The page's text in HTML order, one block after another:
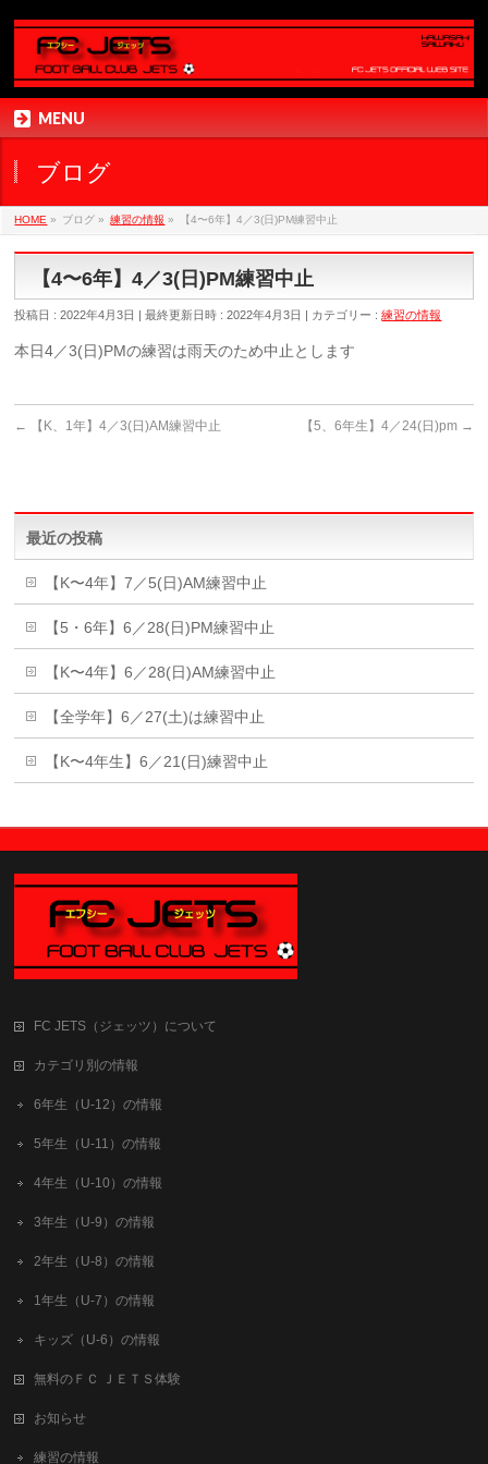
MENU
ブログ
HOME » ブログ » 練習の情報 » 【4〜6年】4／3(日)PM練習中止
【4〜6年】4／3(日)PM練習中止
投稿日 : 2022年4月3日 最終更新日時 : 2022年4月3日 カテゴリー :練習の情報
本日4／3(日)PMの練習は雨天のため中止とします
← 【K、1年】4／3(日)AM練習中止 【5、6年生】4／24(日)pm →
最近の投稿
【K〜4年】7／5(日)AM練習中止
【5・6年】6／28(日)PM練習中止
【K〜4年】6／28(日)AM練習中止
【全学年】6／27(土)は練習中止
【K〜4年生】6／21(日)練習中止
FC JETS（ジェッツ）について
カテゴリ別の情報
6年生（U-12）の情報
5年生（U-11）の情報
4年生（U-10）の情報
3年生（U-9）の情報
2年生（U-8）の情報
1年生（U-7）の情報
キッズ（U-6）の情報
無料のＦＣ ＪＥＴＳ体験
お知らせ
練習の情報